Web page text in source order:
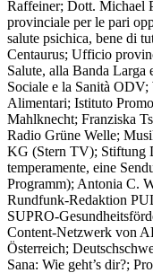
Raffeiner; Dott. Michael
provinciale per le pari
salute psichica, bene di
Centaurus; Ufficio
Salute, alla Banda Larga
Sociale e la Sanità
Alimentari; Istituto
Mahlknecht; Franziska
Radio Grüne Welle;
KG (Stern TV); Stiftung
temperamente, eine
Programm); Antonia C.
Rundfunk-Redaktion
SUPRO-
Content-Netzwerk von
Österreich;
Sana: Wie geht’s dir?;